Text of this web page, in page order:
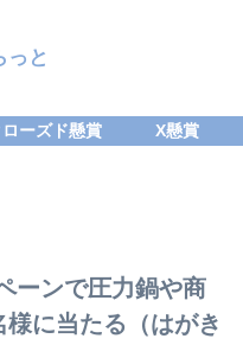
っと
ローズド懸賞 X懸賞
ーンで圧力鍋や商
に当たる（はがき